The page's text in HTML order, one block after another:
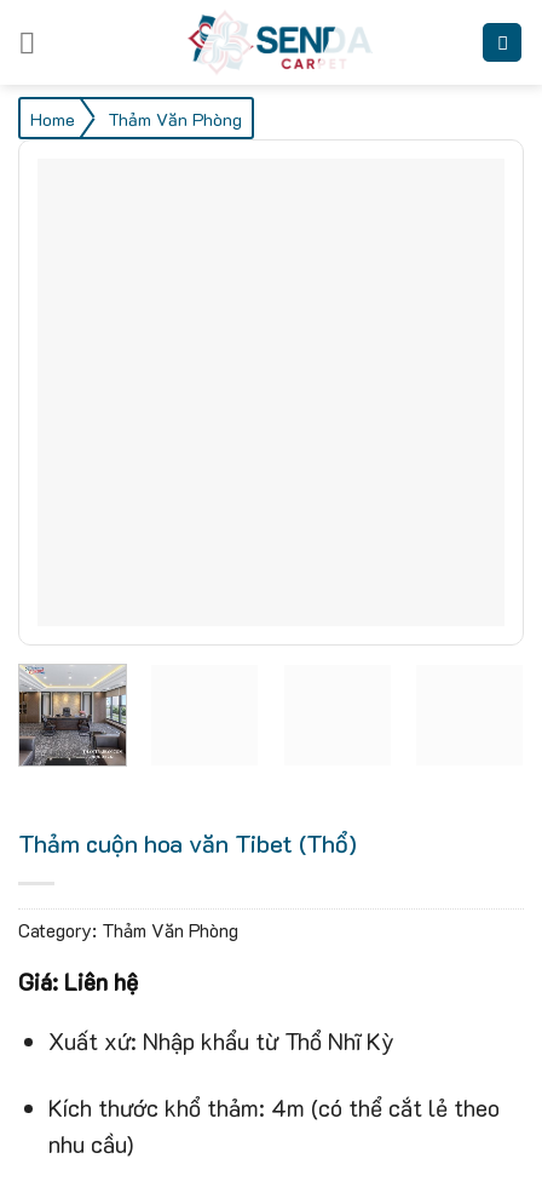
Home / Thảm Văn Phòng
Thảm cuộn hoa văn Tibet (Thổ)
Category: Thảm Văn Phòng
Giá: Liên hệ
Xuất xứ: Nhập khẩu từ Thổ Nhĩ Kỳ
Kích thước khổ thảm: 4m (có thể cắt lẻ theo
nhu cầu)